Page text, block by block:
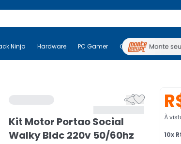
Black Ninja Hardware PC Gamer
Ninja Hardware PC Gamer Computadores

Kit Motor Portao Social
Walky Bldc 220v 50/60hz
À
10x